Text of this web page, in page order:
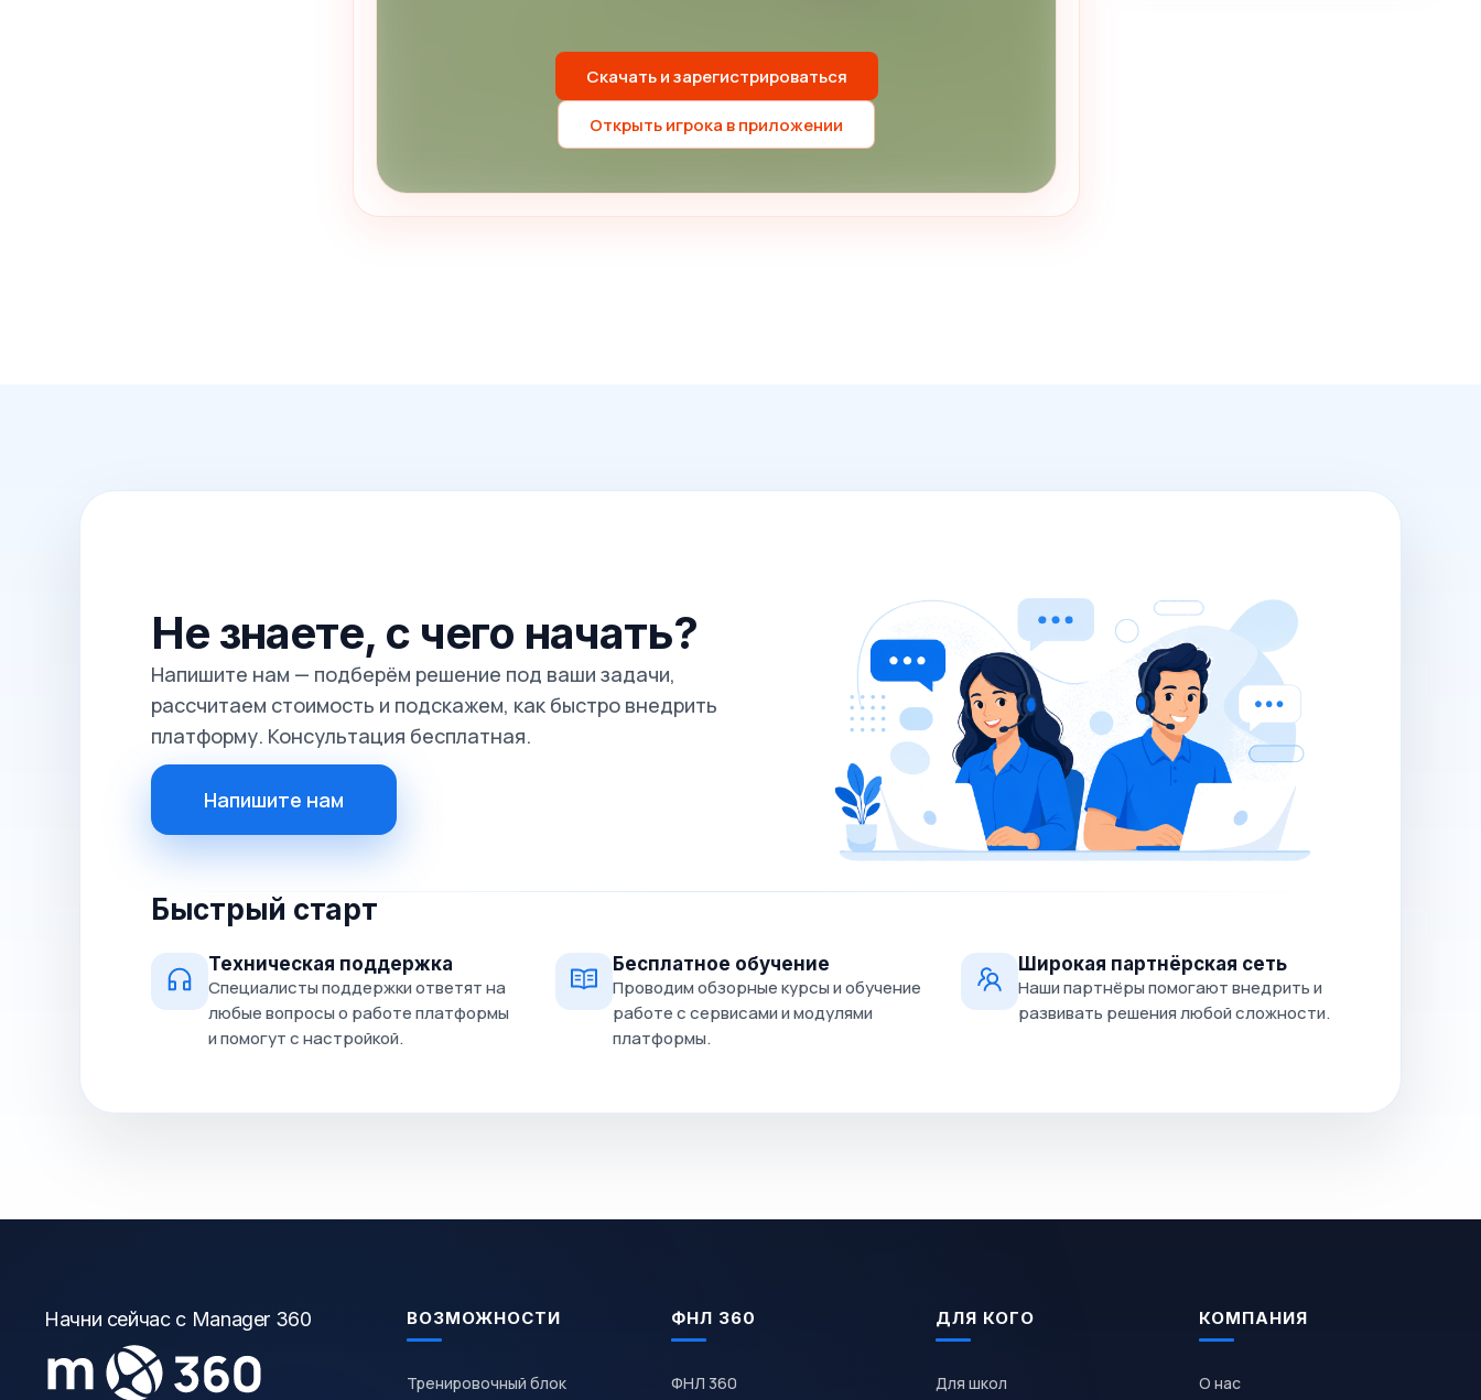
Скачать и зарегистрироваться
Открыть игрока в приложении
Не знаете, с чего начать?
Напишите нам — подберём решение под ваши задачи,
рассчитаем стоимость и подскажем, как быстро внедрить
платформу. Консультация бесплатная.
Напишите нам
Быстрый старт
Техническая поддержка
Специалисты поддержки ответят на
любые вопросы о работе платформы
и помогут с настройкой.
Бесплатное обучение
Проводим обзорные курсы и обучение
работе с сервисами и модулями
платформы.
Широкая партнёрская сеть
Наши партнёры помогают внедрить и
развивать решения любой сложности.
Начни сейчас с Manager 360 ВОЗМОЖНОСТИ
Тренировочный блок
ФНЛ 360
ФНЛ 360
ДЛЯ КОГО
Для школ
КОМПАНИЯ
О нас